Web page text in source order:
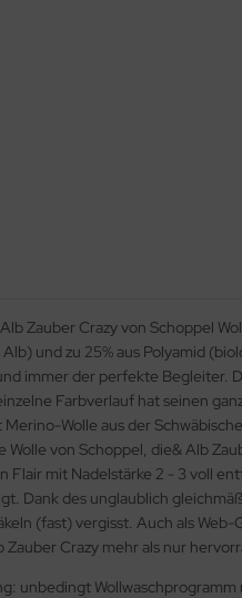
Zauber Crazy von Schoppel
und zu 25% aus Polyamid
immer der perfekte Begleiter.
Farbverlauf hat seinen
Wolle aus der
von Schoppel, die& Alb
mit Nadelstärke 2 - 3 voll
Dank des unglaublich
(fast) vergisst. Auch als Web-
Crazy mehr als nur
unbedingt Wollwaschprogramm